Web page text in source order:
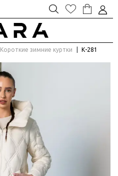
Короткие зимние куртки К-281